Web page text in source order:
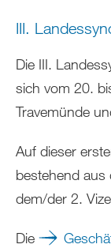
III.
Die III.
sich vom 20.
Travemünde
Auf dieser
bestehend
dem/der 2.
Die